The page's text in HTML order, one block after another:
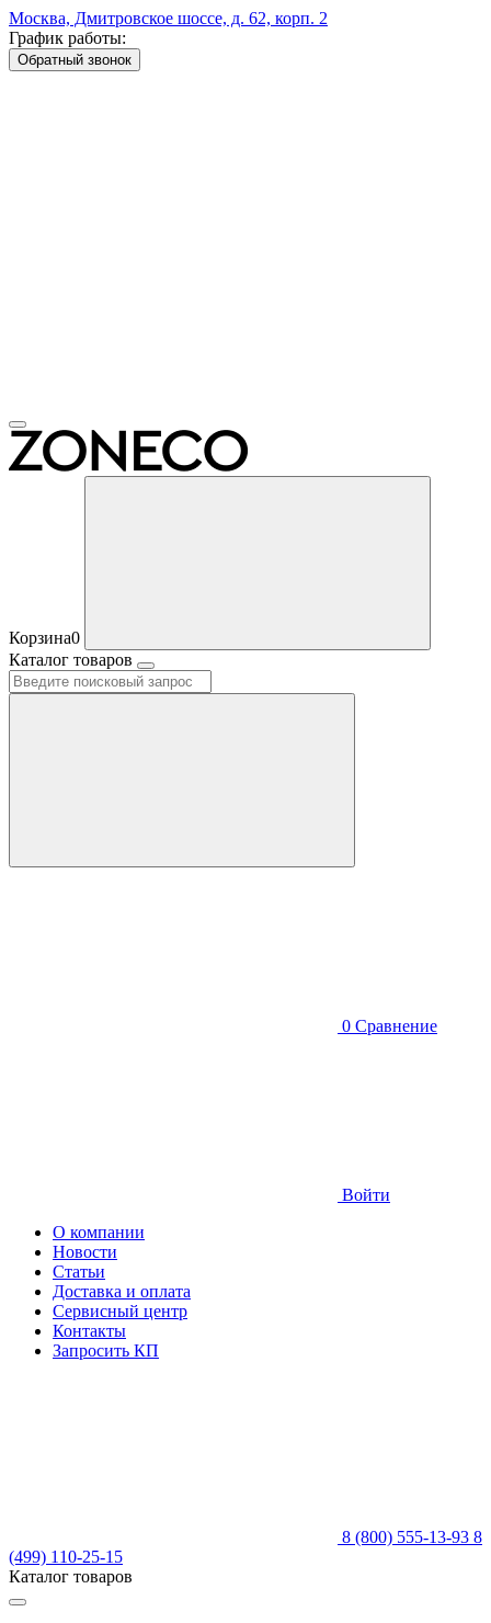
Москва, Дмитровское шоссе, д. 62, корп. 2
График работы:
Обратный звонок
Корзина0
Каталог товаров
0 Сравнение
Войти
О компании
Новости
Статьи
Доставка и оплата
Сервисный центр
Контакты
Запросить КП
8 (800) 555-13-93 8
(499) 110-25-15
Каталог товаров